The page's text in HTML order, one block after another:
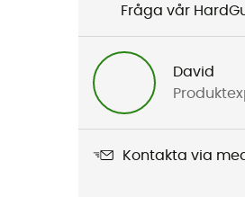
Fråga vår
David
Kontakta via